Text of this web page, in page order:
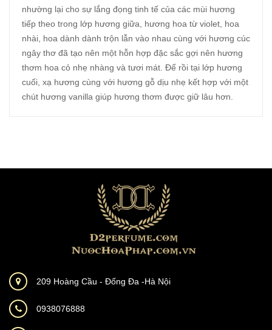
nhường lại cho sự lắng đọng tinh tế của các mùi hương
tiếp theo trong lớp hương giữa, hương hoa từ violet, hoa
nhài, hoa dành dành trộn lẫn vào nhau cùng với hương cúc
ngây thơ đã tạo nên một hỗn hợp đặc sắc gợi nên hương
thơm hoa cỏ nhẹ nhàng và tươi mát. Để rồi tại lớp hương
cuối, xạ hương cùng với hương gỗ dịu nhẹ kết hợp với một
chút hương vanilla giúp hương thơm được giữ lâu hơn.
209 Hoàng Cầu - Đống Đa -Hà Nội
0938076888